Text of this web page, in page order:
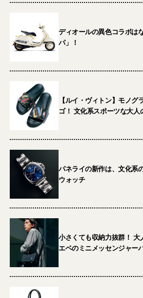
ディオールの異色コラボは
パ」！
【ルイ・ヴィトン】モノグ
ゴ！ 文化系スポーツな大人
パネライの新作は、文化系
ウォッチ
小さくても収納力抜群！ 大
エベのミニメッセンジャー